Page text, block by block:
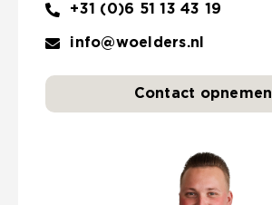
+31 (0)6 51 13 43 19
info@woelders.nl
Contact opnemen